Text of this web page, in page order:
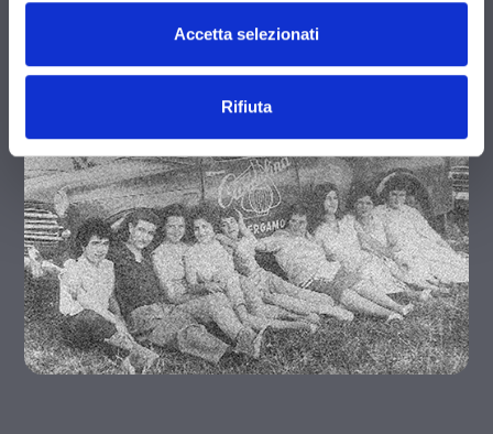
Accetta selezionati
Rifiuta